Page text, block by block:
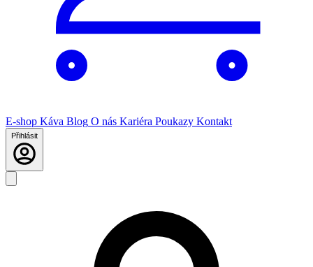
E-shop Káva Blog O nás Kariéra Poukazy Kontakt
Přihlásit